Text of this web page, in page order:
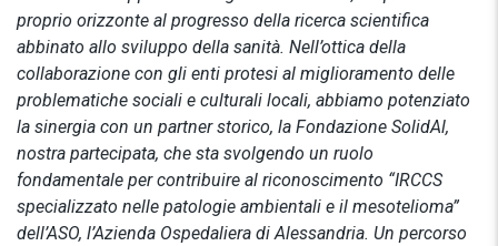
proprio orizzonte al progresso della ricerca scientifica
abbinato allo sviluppo della sanità. Nell’ottica della
collaborazione con gli enti protesi al miglioramento delle
problematiche sociali e culturali locali, abbiamo potenziato
la sinergia con un partner storico, la Fondazione SolidAl,
nostra partecipata, che sta svolgendo un ruolo
fondamentale per contribuire al riconoscimento “IRCCS
specializzato nelle patologie ambientali e il mesotelioma”
dell’ASO, l’Azienda Ospedaliera di Alessandria. Un percorso